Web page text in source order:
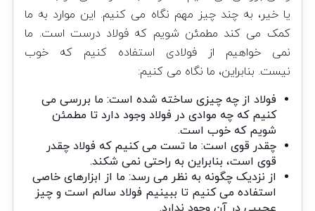
یا خیر، به چند چیز مهم نگاه می کنیم. این موارد به ما
کمک می کند مطمئن شویم که فولاد درست است. ما
نمی خواهیم از فولادی استفاده کنیم که خوب
نیست. بنابراین، ما نگاه می کنیم:
فولاد از چه چیزی ساخته شده است: ما بررسی می
کنیم که چه موادی در فولاد وجود دارد تا مطمئن
شویم که خوب است.
چقدر قوی است: ما تست می کنیم که فولاد چقدر
قوی است، بنابراین به راحتی نمی شکند.
از نزدیک چگونه به نظر می رسد: ما از ابزارهای خاصی
استفاده می کنیم تا ببینیم فولاد سالم است و چیز
عجیبی در آن وجود ندارد.